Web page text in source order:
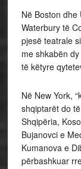
Në Boston
Waterbury të
pjesë teatrale
me shkabën
të këtyre
Në New York,
shqiptarët do
Shqipëria,
Bujanovci e
Kumanova e
përbashkuar